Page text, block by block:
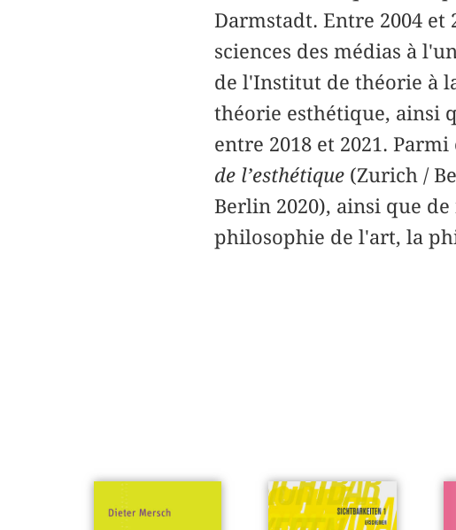
Darmstadt. Entre 2004 et
sciences des médias à
de l'Institut de théorie à
théorie esthétique, ainsi
entre 2018 et 2021.
de l’esthétique(Zurich /
Berlin 2020), ainsi que
philosophie de l'art, la